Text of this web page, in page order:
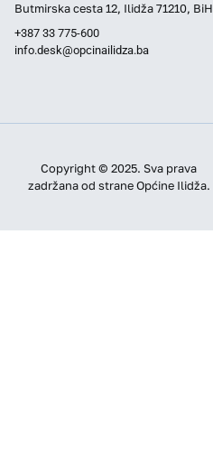
Butmirska cesta 12, Ilidža 71210, BiH
+387 33 775-600
info.desk@opcinailidza.ba
Copyright © 2025. Sva prava
zadržana od strane Općine Ilidža.